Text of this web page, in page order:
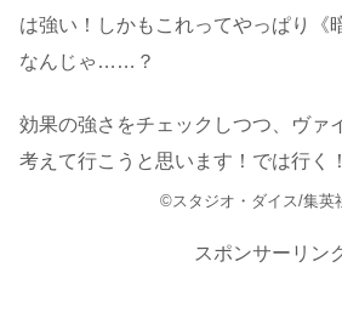
は強い！しかもこれってやっぱり《
なんじゃ……？
効果の強さをチェックしつつ、ヴァ
考えて行こうと思います！では行く！
©スタジオ・ダイス/集英
スポンサーリン